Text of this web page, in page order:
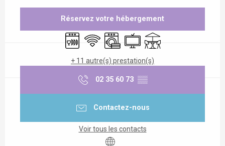
Réservez votre hébergement
Lave vaisselle
WiFi Lave lingeTélévision
Terrasse
+ 11 autre(s) prestation(s)
02 35 60 73 ▒▒
Contactez-nous
Voir tous les contacts